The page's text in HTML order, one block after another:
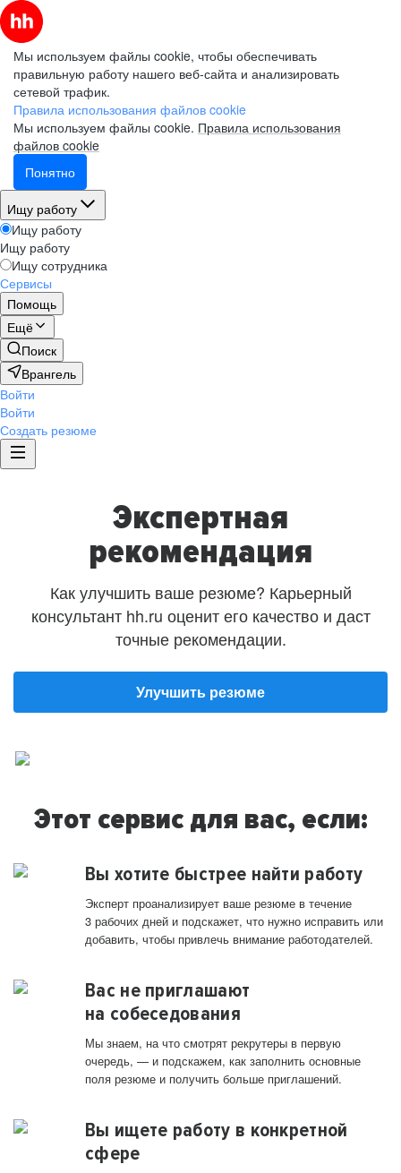
Мы используем файлы cookie, чтобы обеспечивать
правильную работу нашего веб-сайта и анализировать
сетевой трафик.
Правила использования файлов cookie
Мы используем файлы cookie. Правила использования
файлов cookie
Понятно
Ищу работу
Ищу работу
Ищу работу
Ищу сотрудника
Сервисы
Помощь
Ещё
Поиск
Врангель
Войти
Войти
Создать резюме
Экспертная
рекомендация
Как улучшить ваше резюме? Карьерный
консультант hh.ru оценит его качество и даст
точные рекомендации.
Улучшить резюме
Этот сервис для вас, если:
Вы хотите быстрее найти работу
Эксперт проанализирует ваше резюме в течение
3 рабочих дней и подскажет, что нужно исправить или
добавить, чтобы привлечь внимание работодателей.
Вас не приглашают
на собеседования
Мы знаем, на что смотрят рекрутеры в первую
очередь, — и подскажем, как заполнить основные
поля резюме и получить больше приглашений.
Вы ищете работу в конкретной
сфере